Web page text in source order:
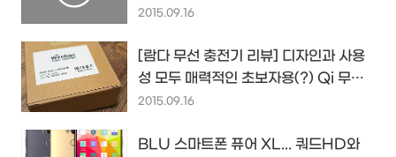
2015.09.16
[람다 무선 충전기 리뷰] 디자인과 사용
성 모두 매력적인 초보자용(?) Qi 무선
충전기를 써보니...
2015.09.16
BLU 스마트폰 퓨어 XL... 쿼드HD와